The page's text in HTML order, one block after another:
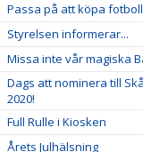
Passa på att köpa
Styrelsen informerar...
Missa inte vår magiska
Dags att nominera till
2020!
Full Rulle i Kiosken
Årets Julhälsning